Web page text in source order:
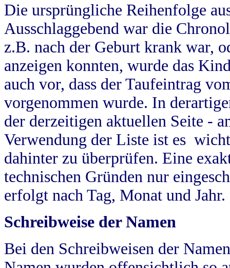
Die ursprüngliche Reihenfolge
Ausschlaggebend war die
z.B. nach der Geburt krank war,
anzeigen konnten, wurde das
auch vor, dass der Taufeintrag
vorgenommen wurde. In
der derzeitigen aktuellen Seite -
Verwendung der Liste ist es
dahinter zu überprüfen. Eine
technischen Gründen nur
erfolgt nach Tag, Monat und Jahr.
Schreibweise der Namen
Bei den Schreibweisen der